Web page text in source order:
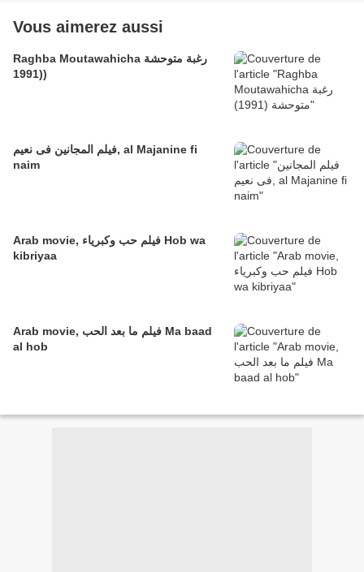
Vous aimerez aussi
Raghba Moutawahicha رغبة متوحشة
(1991)
فيلم المجانين فى نعيم, al Majanine fi
naim
Arab movie, فيلم حب وكبرياء Hob wa
kibriyaa
Arab movie, فيلم ما بعد الحب Ma baad
al hob